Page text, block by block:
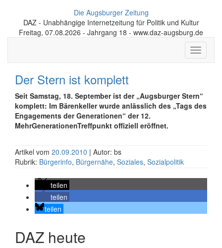
Die Augsburger Zeitung
DAZ - Unabhängige Internetzeitung für Politik und Kultur
Freitag, 07.08.2026 - Jahrgang 18 - www.daz-augsburg.de
Toggle
Der Stern ist komplett
Seit Samstag, 18. September ist der „Augsburger Stern“
komplett: Im Bärenkeller wurde anlässlich des „Tags des
Engagements der Generationen“ der 12.
MehrGenerationenTreffpunkt offiziell eröffnet.
Artikel vom 20.09.2010 | Autor: bs
Rubrik: Bürgerinfo, Bürgernähe, Soziales, Sozialpolitik
teilen
teilen
teilen
DAZ heute